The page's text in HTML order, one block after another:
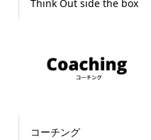
Think Out side the box
コーチング